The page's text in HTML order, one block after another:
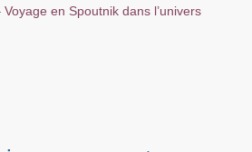
en Spoutnik dans l’univers